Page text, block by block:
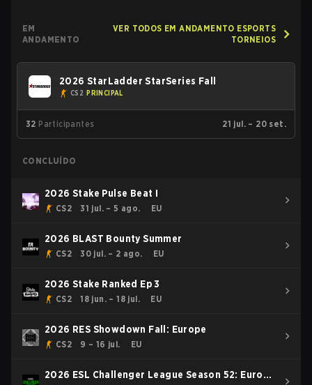
EM
ANDAMENTO
VER TODOS EM ANDAMENTO ESPORTS
TORNEIOS
2026 StarLadder StarSeries Fall
CS2 PRINCIPAL
32 Participantes 21 jul. – 20 set.
CONCLUÍDO
2026 Stake Pulse Beat I
CS2 31 jul. – 5 ago. EU
2026 BLAST Bounty Summer
CS2 30 jul. – 2 ago. EU
2026 Stake Ranked Ep 3
CS2 18 jun. – 18 jul. EU
2026 RES Showdown Fall: Europe
CS2 9 – 16 jul. EU
2026 ESL Challenger League Season 52: Europe